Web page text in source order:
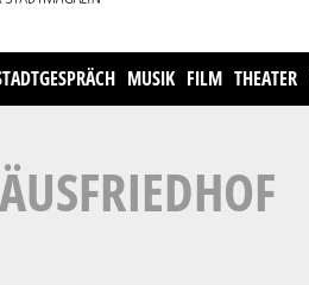
MUSIK FILM THEATER